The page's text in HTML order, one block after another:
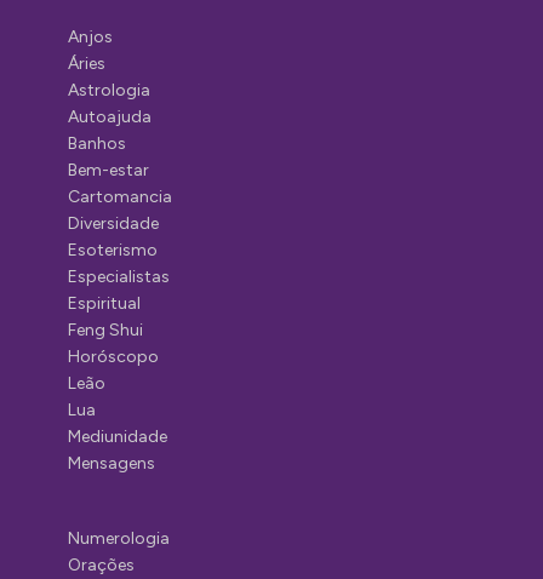
Anjos
Áries
Astrologia
Autoajuda
Banhos
Bem-estar
Cartomancia
Diversidade
Esoterismo
Especialistas
Espiritual
Feng Shui
Horóscopo
Leão
Lua
Mediunidade
Mensagens
Numerologia
Orações